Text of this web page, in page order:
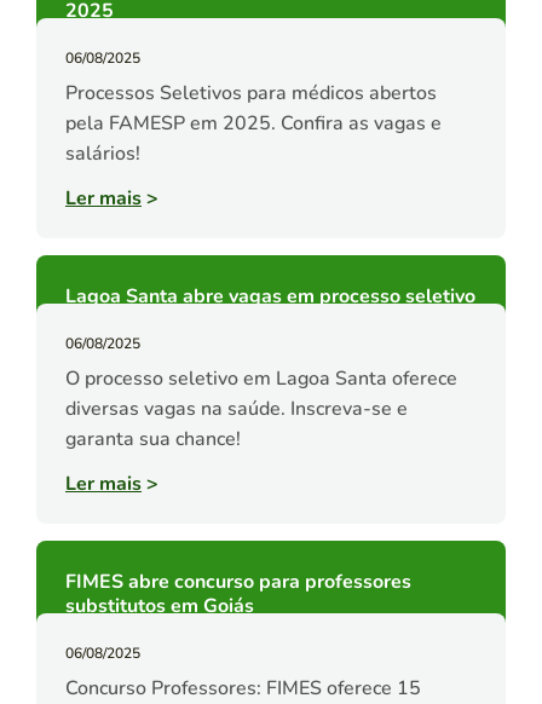
2025
06/08/2025
Processos Seletivos para médicos abertos
pela FAMESP em 2025. Confira as vagas e
salários!
Ler mais>
Lagoa Santa abre vagas em processo seletivo
06/08/2025
O processo seletivo em Lagoa Santa oferece
diversas vagas na saúde. Inscreva-se e
garanta sua chance!
Ler mais>
FIMES abre concurso para professores
substitutos em Goiás
06/08/2025
Concurso Professores: FIMES oferece 15